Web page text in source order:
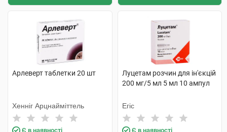
Арлеверт таблетки 20 шт
Хенніг Арцнайміттель
Є в наявності
Луцетам розчин для ін'єкцій
200 мг/5 мл 5 мл 10 ампул
Егіс
Є в наявності